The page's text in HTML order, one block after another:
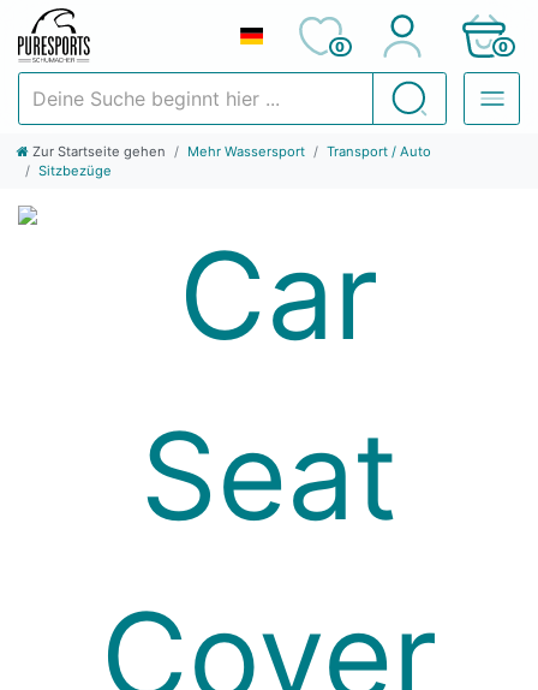
Suchen
0 0
Zur Startseite gehen Mehr Wassersport
Transport / Auto
Sitzbezüge